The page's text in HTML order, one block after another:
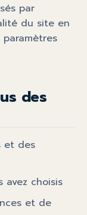
par
du site en
des
et des
avez choisis
et de